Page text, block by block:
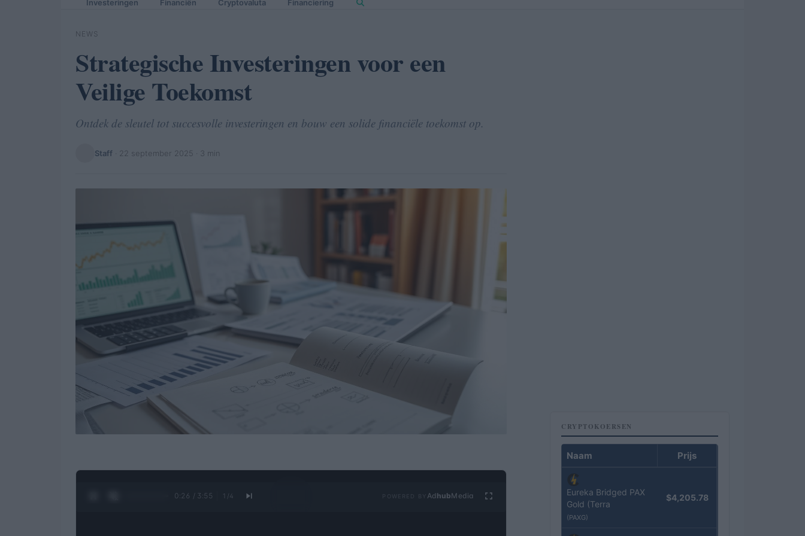
Investeringen Financiën Cryptovaluta Financiering
NEWS
Strategische Investeringen voor een
Veilige Toekomst
Ontdek de sleutel tot succesvolle investeringen en bouw een solide financiële toekomst op.
Staff 22 september 2025 · 3 min
0:27 / 3:55 1 /4 Ad hubMedia
CRYPTOKOERSEN
Naam Prijs
Eureka Bridged PAX
Gold (Terra
(PAXG)
$4,205.78